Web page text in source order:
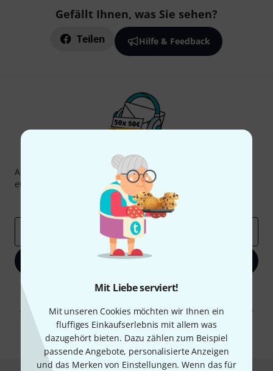
Mit Liebe serviert!
Mit unseren Cookies möchten wir Ihnen ein
fluffiges Einkaufserlebnis mit allem was
dazugehört bieten. Dazu zählen zum Beispiel
passende Angebote, personalisierte Anzeigen
und das Merken von Einstellungen. Wenn das für
Gefällt Ihnen, was Sie sehen?
Teilen Hilfe & Feedback
Thomann Newsletter
Abonniere den Thomann Newsletter und gewinne mit
etwas Glück einen von50 Gutscheinen
Inspirierende Beiträge
Deals Thomann Insights
Jetzt anmelden
Mit Klick auf „Jetzt anmelden“ stimmen Sie dem Erhalt von E-Mail-
Werbung und einer Messung des E-Mail-Nutzungsverhaltens zu. Die
Abmeldung ist jederzeit möglich. Weitere Informationen finden Sie in
unseren
Datenschutzhinweisen
* Pflichtfeld